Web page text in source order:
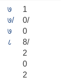
७
७/
७
८
1
0/
0
8/
2
0
2